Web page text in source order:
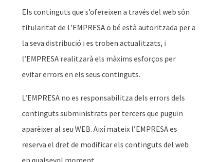
Els continguts que s’ofereixen a través del web són
titularitat de L’EMPRESA o bé està autoritzada per a
la seva distribució i es troben actualitzats, i
l’EMPRESA realitzarà els màxims esforços per
evitar errors en els seus continguts.
L’EMPRESA no es responsabilitza dels errors dels
continguts subministrats per tercers que puguin
aparèixer al seu WEB. Així mateix l’EMPRESA es
reserva el dret de modificar els continguts del web
en qualsevol moment.